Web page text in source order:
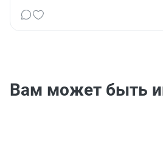
предприятия. Как мне поступить в
Вам может быть